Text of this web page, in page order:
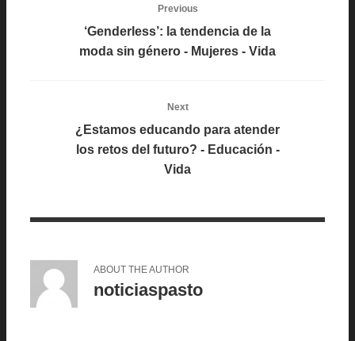
Previous
‘Genderless’: la tendencia de la
moda sin género - Mujeres - Vida
Next
¿Estamos educando para atender
los retos del futuro? - Educación -
Vida
ABOUT THE AUTHOR
noticiaspasto